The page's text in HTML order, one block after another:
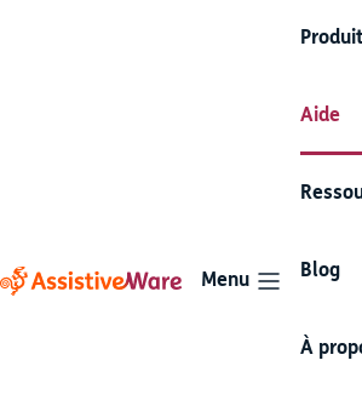
Menu
Aide
Blog
À
Modifier l’ordre des